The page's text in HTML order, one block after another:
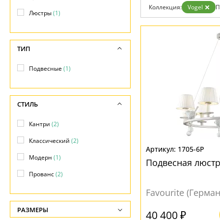
Возврат
Отзывы
Дизайнерам
Бренды
Контакты
Коллекция: Vogel
1705-6P
Подвесная
Favourite
40 400 ₽
Люстры(1)
ТИП
Подвесные(1)
СТИЛЬ
Кантри (2)
Классический (2)
Модерн (1)
Прованс(2)
РАЗМЕРЫ